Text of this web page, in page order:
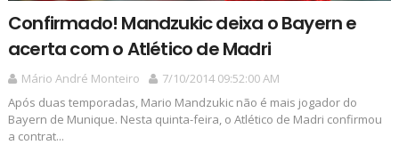
Confirmado! Mandzukic deixa o Bayern e
acerta com o Atlético de Madri
Mário André Monteiro
7/10/2014 09:52:00 AM
Após duas temporadas, Mario Mandzukic não é mais jogador do
Bayern de Munique. Nesta quinta-feira, o Atlético de Madri confirmou
a contrat...